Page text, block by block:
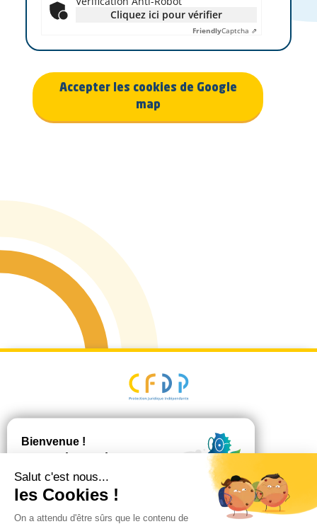
Cliquez ici pour vérifier
FriendlyCaptcha ⇗
Accepter les cookies de Google
map
Mentions Légales
confidentialité